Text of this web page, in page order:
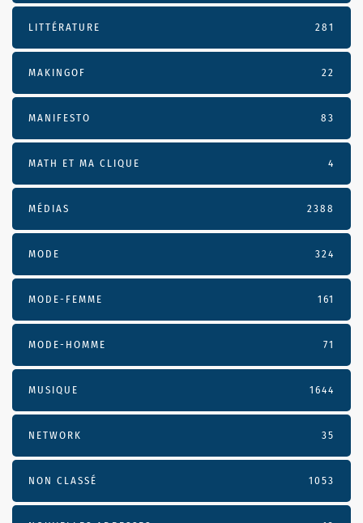
LITTÉRATURE 281
MAKINGOF 22
MANIFESTO 83
MATH ET MA CLIQUE 4
MÉDIAS 2388
MODE 324
MODE-FEMME 161
MODE-HOMME 71
MUSIQUE 1644
NETWORK 35
NON CLASSÉ 1053